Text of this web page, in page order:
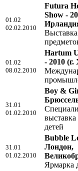
01.02
02.02.2010
Futura
Show -
01.02
08.02.2010
Hartum
- 2010 (г.
31.01
01.02.2010
Boy &
выставка
детей
31.01
01.02.2010
Bubble
Лондон,
Ярмарка